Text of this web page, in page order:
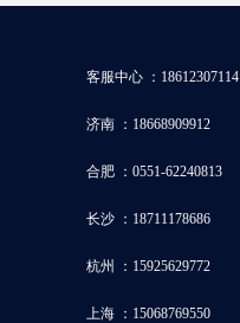
客服中心 ：18612307114
济南 ：18668909912
合肥 ：0551-62240813
长沙 ：18711178686
杭州 ：15925629772
上海 ：15068769550